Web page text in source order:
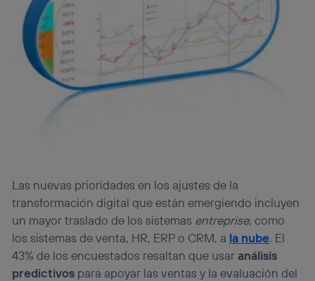
Las nuevas prioridades en los ajustes de la
transformación digital que están emergiendo incluyen
un mayor traslado de los sistemas entreprise, como
los sistemas de venta, HR, ERP o CRM, a la nube. El
43% de los encuestados resaltan que usar análisis
predictivos para apoyar las ventas y la evaluación del
Este identificador se asigna a la conexión de internet, por
lo que cualquier persona que conecte su dispositivo y
consienta el uso de la tecnología recibirá el mismo
identificador. Típicamente:
Si utilizas unaconexión de banda ancha
(p. ej., Wi-Fi),
el marketing o análisis se realizará en función de las
actividades de navegación de los miembros del hogar
Puedes gestionar los consentimientos Utiq seleccionando
“Administrar Utiq” en la parte inferior de esta página web o
visitando el portal de privacidad de Utiq
(“consenthub”). Para más información, consulta
la política de privacidad de Utiq.